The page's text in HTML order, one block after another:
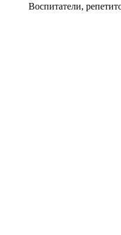
Воспитатели,